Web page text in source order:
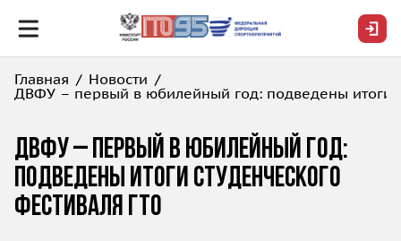
Главная
Новости
ДВФУ – первый в юбилейный год: подведены итоги
ДВФУ – первый в юбилейный год:
подведены итоги студенческого
фестиваля ГТО